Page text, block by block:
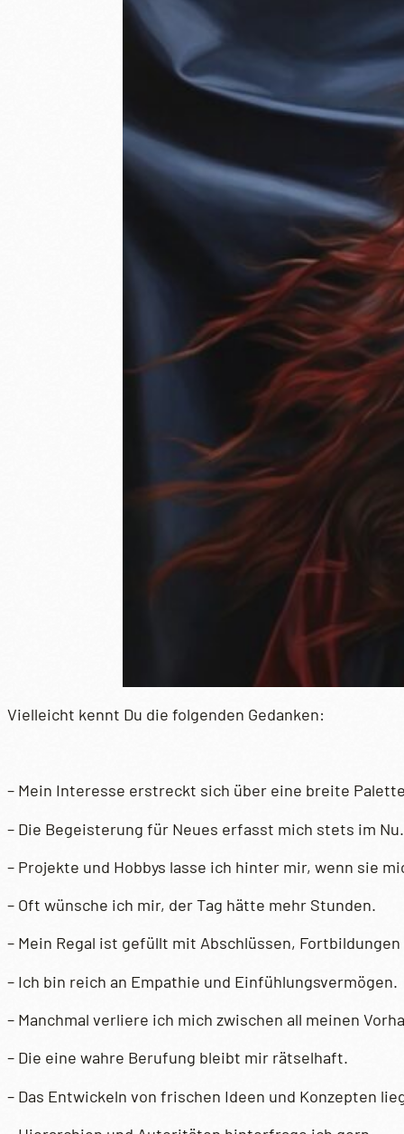
Vielleicht kennt Du die folgenden Gedanken:
– Mein Interesse erstreckt sich über eine breite
– Die Begeisterung für Neues erfasst mich stets im Nu.
– Projekte und Hobbys lasse ich hinter mir, wenn sie
– Oft wünsche ich mir, der Tag hätte mehr Stunden.
– Mein Regal ist gefüllt mit Abschlüssen,
– Ich bin reich an Empathie und Einfühlungsvermögen.
– Manchmal verliere ich mich zwischen all meinen
– Die eine wahre Berufung bleibt mir rätselhaft.
– Das Entwickeln von frischen Ideen und Konzepten